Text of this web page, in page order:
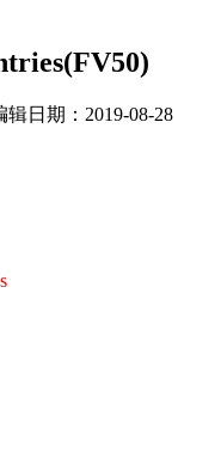
辑日期： 2019-08-28